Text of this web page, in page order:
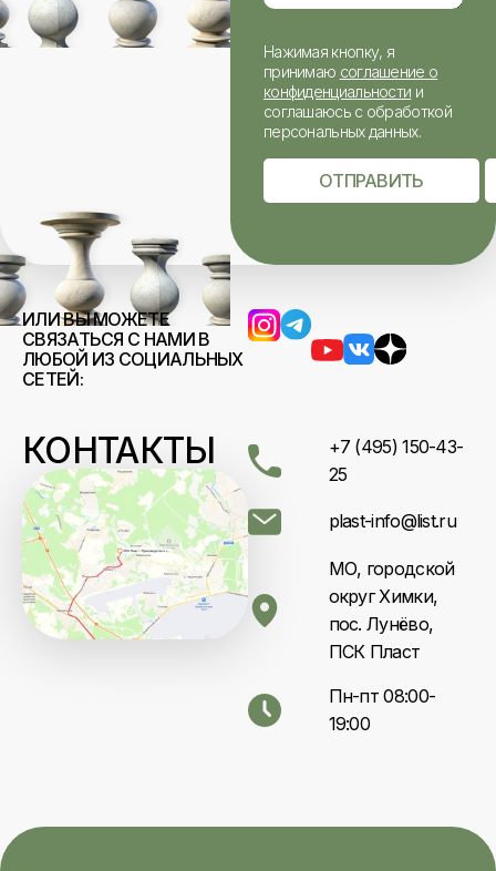
Нажимая кнопку, я
принимаю соглашение о
конфиденциальности и
соглашаюсь с обработкой
персональных данных.
ОТПРАВИТЬ
ИЛИ ВЫ МОЖЕТЕ
СВЯЗАТЬСЯ С НАМИ В
ЛЮБОЙ ИЗ СОЦИАЛЬНЫХ
СЕТЕЙ:
КОНТАКТЫ
+7 (495) 150-43-
25
plast-info@list.ru
МО, городской
округ Химки,
пос. Лунёво,
ПСК Пласт
Пн-пт 08:00-
19:00